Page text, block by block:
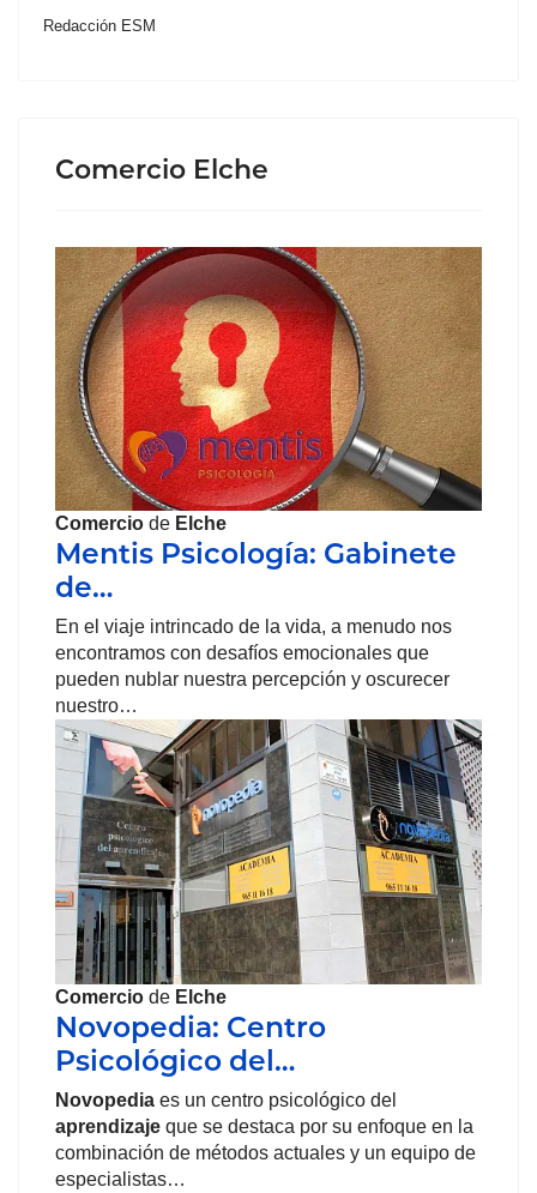
Redacción ESM
Comercio Elche
Comercio de Elche
Mentis Psicología: Gabinete
de…
En el viaje intrincado de la vida, a menudo nos
encontramos con desafíos emocionales que
pueden nublar nuestra percepción y oscurecer
nuestro…
Comercio de Elche
Novopedia: Centro
Psicológico del…
Novopedia es un centro psicológico del
aprendizaje que se destaca por su enfoque en la
combinación de métodos actuales y un equipo de
especialistas…